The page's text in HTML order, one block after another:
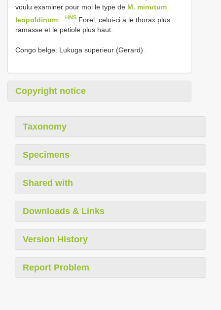
voulu examiner pour moi le type de M. minutum
leopoldinum
HNS Forel, celui-ci a le thorax plus
ramasse et le petiole plus haut.
Congo belge: Lukuga superieur (Gerard).
Copyright notice
Taxonomy
Specimens
Shared with
Downloads & Links
Version History
Report Problem